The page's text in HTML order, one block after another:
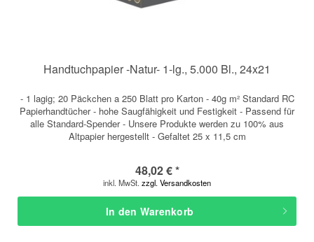
Handtuchpapier -Natur- 1-lg., 5.000 Bl., 24x21
- 1 lagig; 20 Päckchen a 250 Blatt pro Karton - 40g m² Standard RC
Papierhandtücher - hohe Saugfähigkeit und Festigkeit - Passend für
alle Standard-Spender - Unsere Produkte werden zu 100% aus
Altpapier hergestellt - Gefaltet 25 x 11,5 cm
48,02 € *
inkl. MwSt. zzgl. Versandkosten
In den Warenkorb